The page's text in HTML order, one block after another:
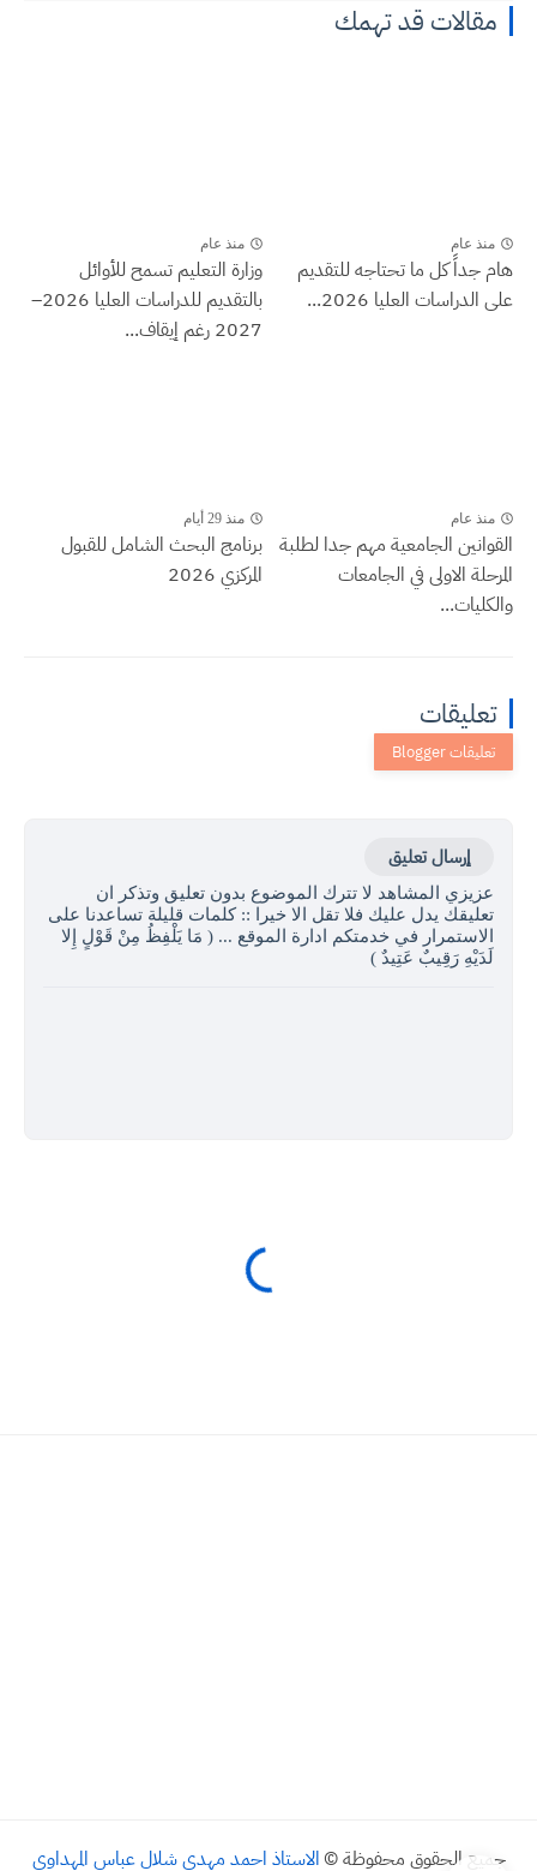
مقالات قد تهمك
منذ عام
هام جداً كل ما تحتاجه للتقديم
على الدراسات العليا 2026...
منذ عام
وزارة التعليم تسمح للأوائل
بالتقديم للدراسات العليا 2026–
2027 رغم إيقاف...
منذ عام
القوانين الجامعية مهم جدا لطلبة
المرحلة الاولى في الجامعات
والكليات...
منذ 29 أيام
برنامج البحث الشامل للقبول
المركزي 2026
تعليقات
إرسال تعليق
عزيزي المشاهد لا تترك الموضوع بدون تعليق وتذكر ان
تعليقك يدل عليك فلا تقل الا خيرا :: كلمات قليلة تساعدنا على
الاستمرار في خدمتكم ادارة الموقع ... ( مَا يَلْفِظُ مِنْ قَوْلٍ إِلا
لَدَيْهِ رَقِيبٌ عَتِيدٌ )
جميع الحقوق محفوظة © الاستاذ احمد مهدي شلال عباس المهداوي